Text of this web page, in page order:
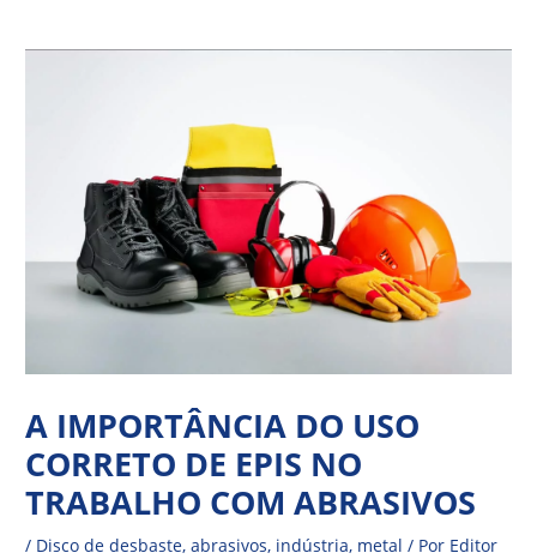
para
A IMPORTÂNCIA DO USO
CORRETO DE EPIS NO
TRABALHO COM ABRASIVOS
/ Disco de desbaste,abrasivos, indústria, metal / Por Editor